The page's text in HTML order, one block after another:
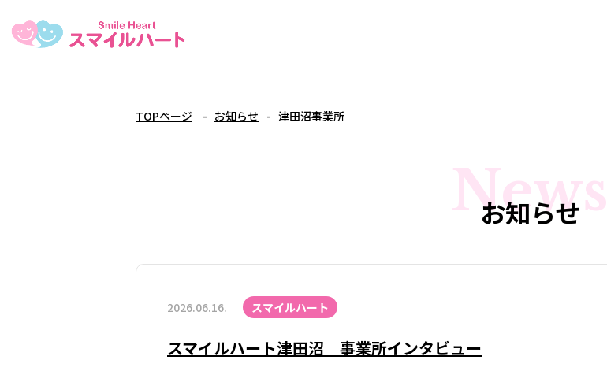
TOPページ お知らせ 津田沼事業所
お知らせ
News
2026.06.16. スマイルハート
スマイルハート津田沼 事業所インタビュー